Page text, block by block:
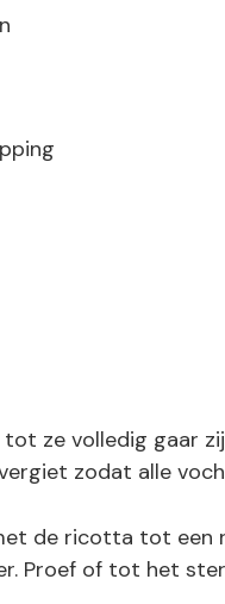
ze volledig gaar
zodat alle
de ricotta tot een
Proef of tot het